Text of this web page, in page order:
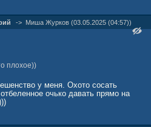
-> Миша Жуpков (03.05.2025 (04:57))
плохое))
у меня. Охото сосать
очько давать прямо на